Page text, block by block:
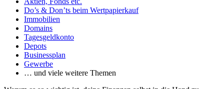
Do’s & Don’ts beim Wertpapierkauf
Immobilien
Domains
Tagesgeldkonto
Depots
Businessplan
Gewerbe
… und viele weitere Themen